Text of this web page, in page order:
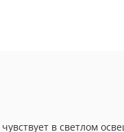
чувствует в светлом